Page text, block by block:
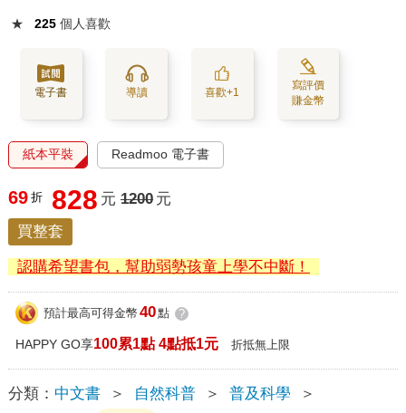
★ 225 個人喜歡
電子書 導讀 喜歡+1
寫評價
賺金幣
紙本平裝 Readmoo 電子書
69 折 828 元 1200 元
買整套
認購希望書包，幫助弱勢孩童上學不中斷！
預計最高可得金幣 40點 ?
HAPPY GO享100累1點 4點抵1元 折抵無上限
分類： 中文書 ＞ 自然科普 ＞ 普及科學
＞